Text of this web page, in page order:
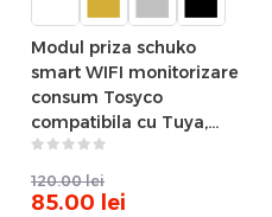
Modul priza schuko
smart WIFI monitorizare
consum Tosyco
compatibila cu Tuya,
Google Home, Amazon
Alexa
120.00 lei
85.00 lei